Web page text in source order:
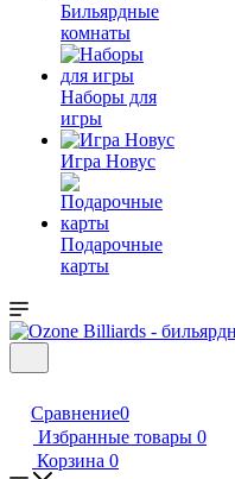
Бильярдные
комнаты
Наборы для
игры
Игра Новус
Подарочные
карты
Сравнение0
Избранные товары 0
Корзина 0